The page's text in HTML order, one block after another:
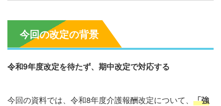
今回の改定の背景
令和9年度改定を待たず、期中改定で対応する
今回の資料では、令和8年度介護報酬改定について、 「強